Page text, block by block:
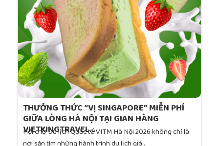
THƯỞNG THỨC “VỊ SINGAPORE” MIỄN PHÍ
GIỮA LÒNG HÀ NỘI TẠI GIAN HÀNG
VIETKINGTRAVEL...
Hội chợ Du lịch Quốc tế VITM Hà Nội 2026 không chỉ là
nơi săn tìm những hành trình du lịch giá...